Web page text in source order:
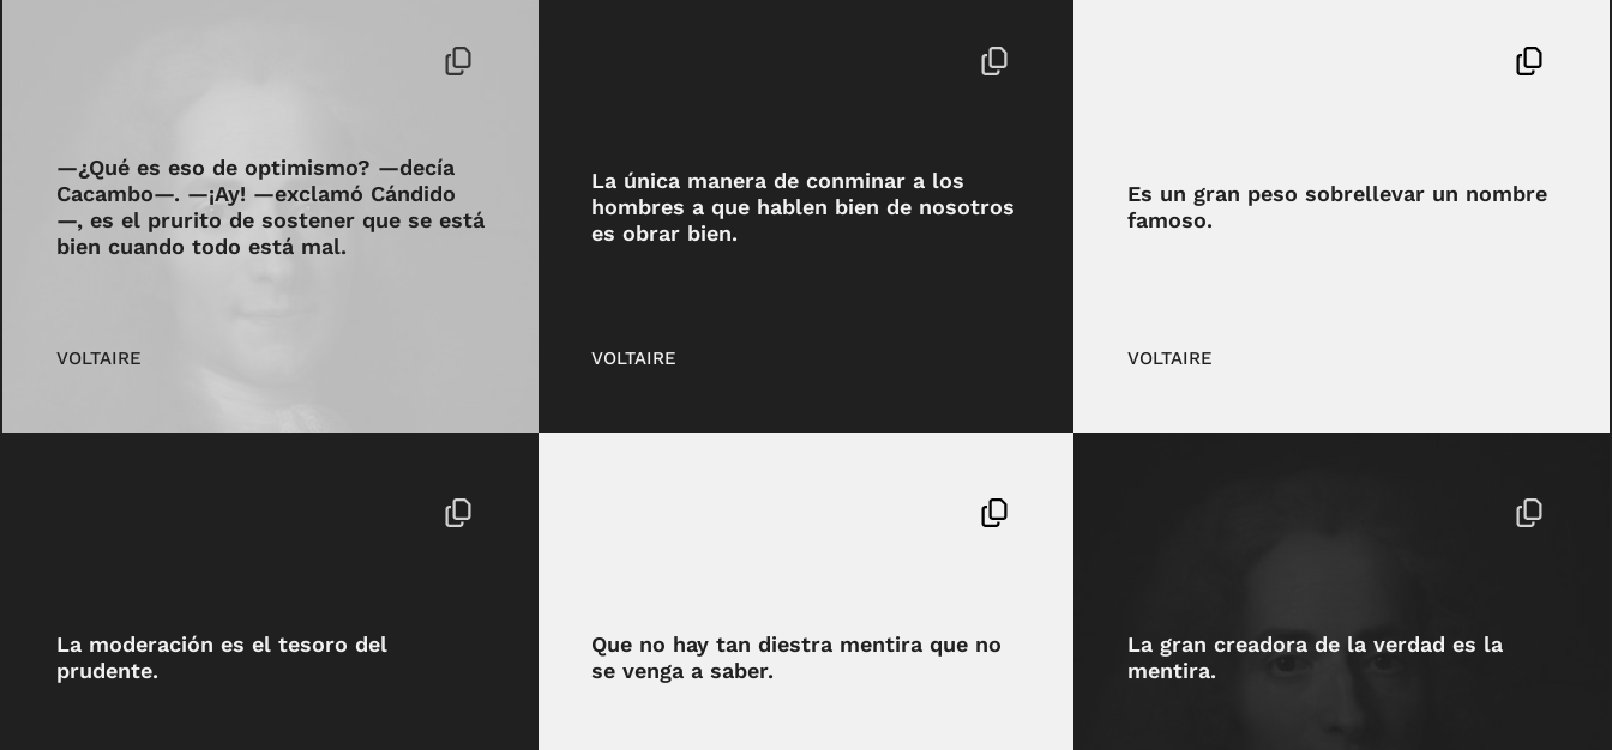
—¿Qué es eso de optimismo? —decía
Cacambo—. —¡Ay! —exclamó Cándido
—, es el prurito de sostener que se está
bien cuando todo está mal.
VOLTAIRE
La única manera de conminar a los
hombres a que hablen bien de nosotros
es obrar bien.
VOLTAIRE
Es un gran peso sobrellevar un nombre
famoso.
VOLTAIRE
La moderación es el tesoro del
prudente.
Que no hay tan diestra mentira que no
se venga a saber.
La gran creadora de la verdad es la
mentira.